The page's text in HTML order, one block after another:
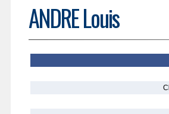
ANDRE Louis